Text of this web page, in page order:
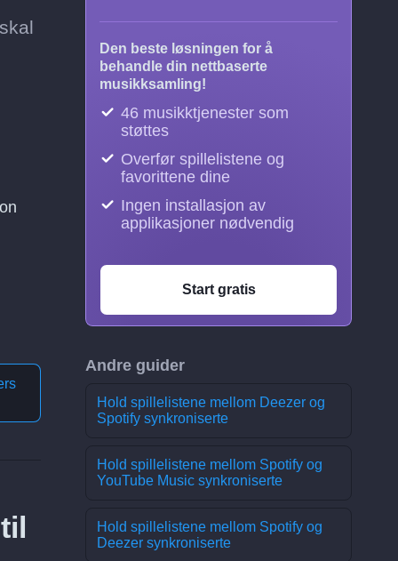
Den beste løsningen for å
behandle din nettbaserte
musikksamling!
46 musikktjenester som
støttes
Overfør spillelistene og
favorittene dine
Ingen installasjon av
applikasjoner nødvendig
Start gratis
Andre guider
Hold spillelistene mellom Deezer og
Spotify synkroniserte
Hold spillelistene mellom Spotify og
YouTube Music synkroniserte
Hold spillelistene mellom Spotify og
Deezer synkroniserte